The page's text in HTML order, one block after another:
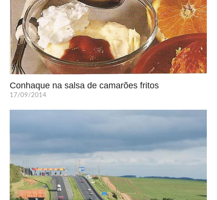
Conhaque na salsa de camarões fritos
17/09/2014